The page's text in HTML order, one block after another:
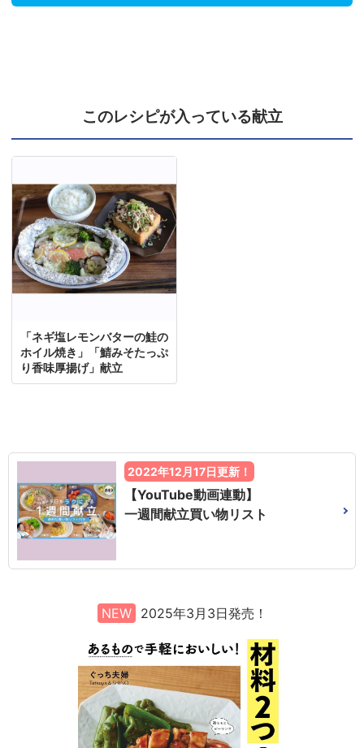
このレシピが入っている献立
「ネギ塩レモンバターの鮭の
ホイル焼き」「鯖みそたっぷ
り香味厚揚げ」献立
2022年12月17日更新！
【YouTube動画連動】
一週間献立買い物リスト
NEW 2025年3月3日発売！